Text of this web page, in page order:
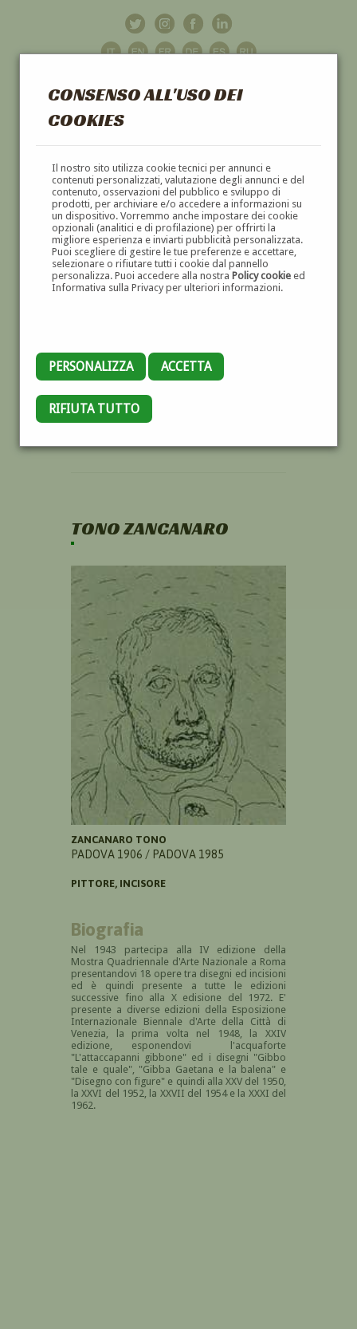
CONSENSO ALL'USO DEI
COOKIES
Il nostro sito utilizza cookie tecnici per annunci e
contenuti personalizzati, valutazione degli annunci e del
contenuto, osservazioni del pubblico e sviluppo di
prodotti, per archiviare e/o accedere a informazioni su
un dispositivo. Vorremmo anche impostare dei cookie
opzionali (analitici e di profilazione) per offrirti la
migliore esperienza e inviarti pubblicità personalizzata.
Puoi scegliere di gestire le tue preferenze e accettare,
selezionare o rifiutare tutti i cookie dal pannello
personalizza. Puoi accedere alla nostra Policy cookieed
Informativa sulla Privacy per ulteriori informazioni.
PERSONALIZZA ACCETTA
RIFIUTA TUTTO
GALLERIAD'ARTE
DIPINTI E SCULTURE '800 E '900
TONO ZANCANARO
ZANCANARO TONO
PADOVA 1906 / PADOVA 1985
PITTORE, INCISORE
Biografia
Nel 1943 partecipa alla IV edizione della
Mostra Quadriennale d'Arte Nazionale a Roma
presentandovi 18 opere tra disegni ed incisioni
ed è quindi presente a tutte le edizioni
successive fino alla X edisione del 1972. E'
presente a diverse edizioni della Esposizione
Internazionale Biennale d'Arte della Città di
Venezia, la prima volta nel 1948, la XXIV
edizione, esponendovi l'acquaforte
"L'attaccapanni gibbone" ed i disegni "Gibbo
tale e quale", "Gibba Gaetana e la balena" e
"Disegno con figure" e quindi alla XXV del 1950,
la XXVI del 1952, la XXVII del 1954 e la XXXI del
1962.